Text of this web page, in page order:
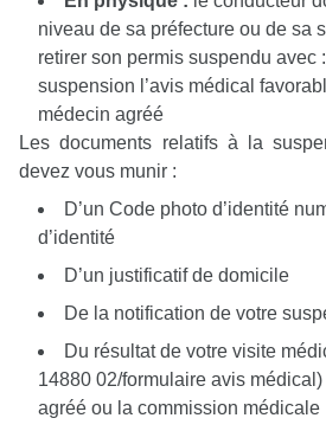
niveau de sa préfecture ou de sa
retirer son permis suspendu avec
suspension l’avis médical
médecin agréé
Les documents relatifs à la
devez vous munir :
D’un Code photo d’identité
d’identité
D’un justificatif de domicile
De la notification de votre
Du résultat de votre visite
14880 02/formulaire avis
agréé ou la commission médicale